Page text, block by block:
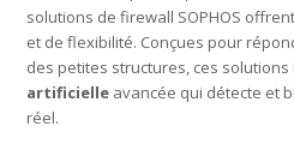
solutions de firewall SOPHOS
et de flexibilité. Conçues pour
des petites structures, ces
artificielle avancée qui détecte et
réel.